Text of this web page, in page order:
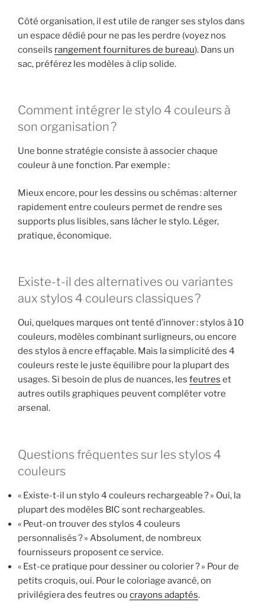
Côté organisation, il est utile de ranger ses stylos dans
un espace dédié pour ne pas les perdre (voyez nos
conseils rangement fournitures de bureau). Dans un
sac, préférez les modèles à clip solide.
Comment intégrer le stylo 4 couleurs à
son organisation ?
Une bonne stratégie consiste à associer chaque
couleur à une fonction. Par exemple :
Mieux encore, pour les dessins ou schémas : alterner
rapidement entre couleurs permet de rendre ses
supports plus lisibles, sans lâcher le stylo. Léger,
pratique, économique.
Existe-t-il des alternatives ou variantes
aux stylos 4 couleurs classiques ?
Oui, quelques marques ont tenté d’innover : stylos à 10
couleurs, modèles combinant surligneurs, ou encore
des stylos à encre effaçable. Mais la simplicité des 4
couleurs reste le juste équilibre pour la plupart des
usages. Si besoin de plus de nuances, les feutres et
autres outils graphiques peuvent compléter votre
arsenal.
Questions fréquentes sur les stylos 4
couleurs
« Existe-t-il un stylo 4 couleurs rechargeable ? » Oui, la
plupart des modèles BIC sont rechargeables.
« Peut-on trouver des stylos 4 couleurs
personnalisés ? » Absolument, de nombreux
fournisseurs proposent ce service.
« Est-ce pratique pour dessiner ou colorier ? » Pour de
petits croquis, oui. Pour le coloriage avancé, on
privilégiera des feutres ou crayons adaptés.